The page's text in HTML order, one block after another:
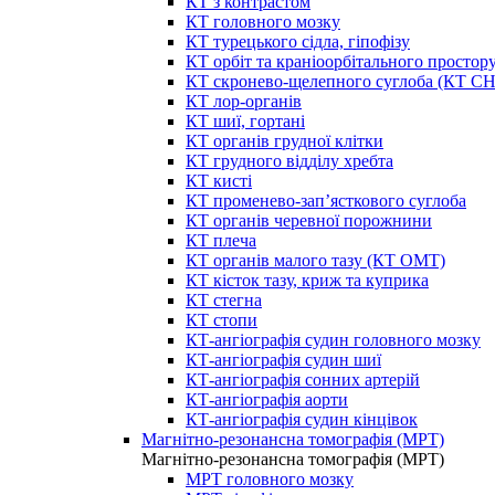
КТ головного мозку
КТ турецького сідла, гіпофізу
КТ орбіт та краніоорбітального
КТ скронево-щелепного суглоба (КТ
КТ лор-органів
КТ шиї, гортані
КТ органів грудної клітки
КТ грудного відділу хребта
КТ кисті
КТ променево-зап’ясткового суглоба
КТ органів черевної порожнини
КТ плеча
КТ органів малого тазу (КТ ОМТ)
КТ кісток тазу, криж та куприка
КТ стегна
КТ стопи
КТ-ангіографія судин головного мозку
КТ-ангіографія судин шиї
КТ-ангіографія сонних артерій
КТ-ангіографія аорти
КТ-ангіографія судин кінцівок
Магнітно-резонансна томографія (МРТ)
Магнітно-резонансна томографія (МРТ)
МРТ головного мозку